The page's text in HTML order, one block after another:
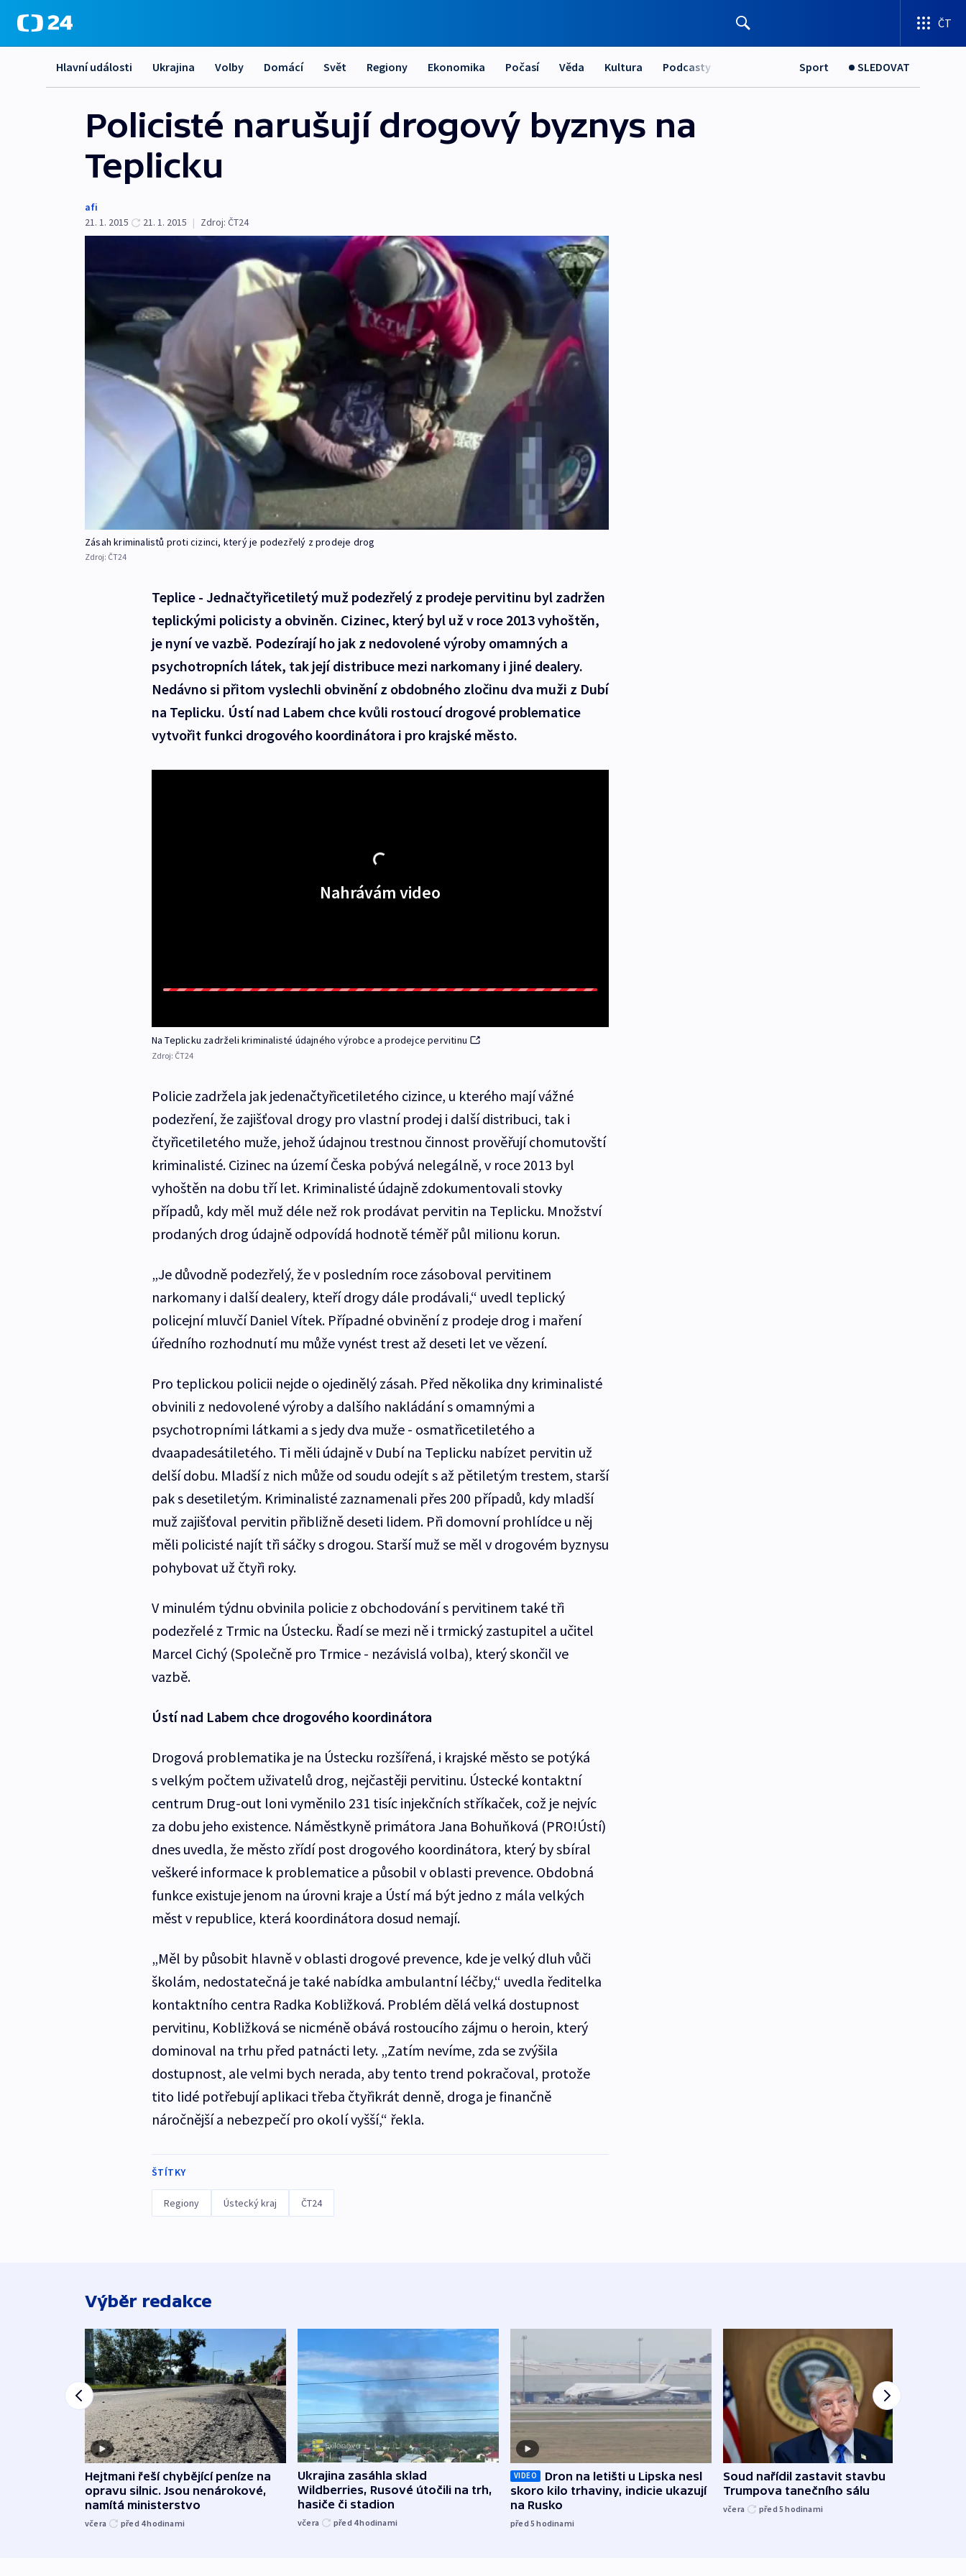
ČT
Hlavní události Ukrajina Volby Domácí Svět Regiony Ekonomika Počasí Věda Kultura Podcasty Sport SLEDOVAT
Policisté narušují drogový byznys na
Teplicku
afi
21. 1. 2015
21. 1. 2015 | Zdroj: ČT24
Zásah kriminalistů proti cizinci, který je podezřelý z prodeje drog
Zdroj: ČT24
Teplice - Jednačtyřicetiletý muž podezřelý z prodeje pervitinu byl zadržen
teplickými policisty a obviněn. Cizinec, který byl už v roce 2013 vyhoštěn,
je nyní ve vazbě. Podezírají ho jak z nedovolené výroby omamných a
psychotropních látek, tak její distribuce mezi narkomany i jiné dealery.
Nedávno si přitom vyslechli obvinění z obdobného zločinu dva muži z Dubí
na Teplicku. Ústí nad Labem chce kvůli rostoucí drogové problematice
vytvořit funkci drogového koordinátora i pro krajské město.
Nahrávám video
Na Teplicku zadrželi kriminalisté údajného výrobce a prodejce pervitinu
Zdroj: ČT24
Policie zadržela jak jedenačtyřicetiletého cizince, u kterého mají vážné
podezření, že zajišťoval drogy pro vlastní prodej i další distribuci, tak i
čtyřicetiletého muže, jehož údajnou trestnou činnost prověřují chomutovští
kriminalisté. Cizinec na území Česka pobývá nelegálně, v roce 2013 byl
vyhoštěn na dobu tří let. Kriminalisté údajně zdokumentovali stovky
případů, kdy měl muž déle než rok prodávat pervitin na Teplicku. Množství
prodaných drog údajně odpovídá hodnotě téměř půl milionu korun.
„Je důvodně podezřelý, že v posledním roce zásoboval pervitinem
narkomany i další dealery, kteří drogy dále prodávali,“ uvedl teplický
policejní mluvčí Daniel Vítek. Případné obvinění z prodeje drog i maření
úředního rozhodnutí mu může vynést trest až deseti let ve vězení.
Pro teplickou policii nejde o ojedinělý zásah. Před několika dny kriminalisté
obvinili z nedovolené výroby a dalšího nakládání s omamnými a
psychotropními látkami a s jedy dva muže - osmatřicetiletého a
dvaapadesátiletého. Ti měli údajně v Dubí na Teplicku nabízet pervitin už
delší dobu. Mladší z nich může od soudu odejít s až pětiletým trestem, starší
pak s desetiletým. Kriminalisté zaznamenali přes 200 případů, kdy mladší
muž zajišťoval pervitin přibližně deseti lidem. Při domovní prohlídce u něj
měli policisté najít tři sáčky s drogou. Starší muž se měl v drogovém byznysu
pohybovat už čtyři roky.
V minulém týdnu obvinila policie z obchodování s pervitinem také tři
podezřelé z Trmic na Ústecku. Řadí se mezi ně i trmický zastupitel a učitel
Marcel Cichý (Společně pro Trmice - nezávislá volba), který skončil ve
vazbě.
Ústí nad Labem chce drogového koordinátora
Drogová problematika je na Ústecku rozšířená, i krajské město se potýká
s velkým počtem uživatelů drog, nejčastěji pervitinu. Ústecké kontaktní
centrum Drug-out loni vyměnilo 231 tisíc injekčních stříkaček, což je nejvíc
za dobu jeho existence. Náměstkyně primátora Jana Bohuňková (PRO!Ústí)
dnes uvedla, že město zřídí post drogového koordinátora, který by sbíral
veškeré informace k problematice a působil v oblasti prevence. Obdobná
funkce existuje jenom na úrovni kraje a Ústí má být jedno z mála velkých
měst v republice, která koordinátora dosud nemají.
„Měl by působit hlavně v oblasti drogové prevence, kde je velký dluh vůči
školám, nedostatečná je také nabídka ambulantní léčby,“ uvedla ředitelka
kontaktního centra Radka Kobližková. Problém dělá velká dostupnost
pervitinu, Kobližková se nicméně obává rostoucího zájmu o heroin, který
dominoval na trhu před patnácti lety. „Zatím nevíme, zda se zvýšila
dostupnost, ale velmi bych nerada, aby tento trend pokračoval, protože
tito lidé potřebují aplikaci třeba čtyřikrát denně, droga je finančně
náročnější a nebezpečí pro okolí vyšší,“ řekla.
ŠTÍTKY
Regiony Ústecký kraj ČT24
Výběr redakce
Hejtmani řeší chybějící peníze na
opravu silnic. Jsou nenárokové,
namítá ministerstvo
včera před 4hodinami
Ukrajina zasáhla sklad
Wildberries, Rusové útočili na trh,
hasiče či stadion
včera před 4hodinami
VIDEO
Dron na letišti u Lipska nesl
skoro kilo trhaviny, indicie ukazují
na Rusko
před 5hodinami
Soud nařídil zastavit stavbu
Trumpova tanečního sálu
včera před 5hodinami